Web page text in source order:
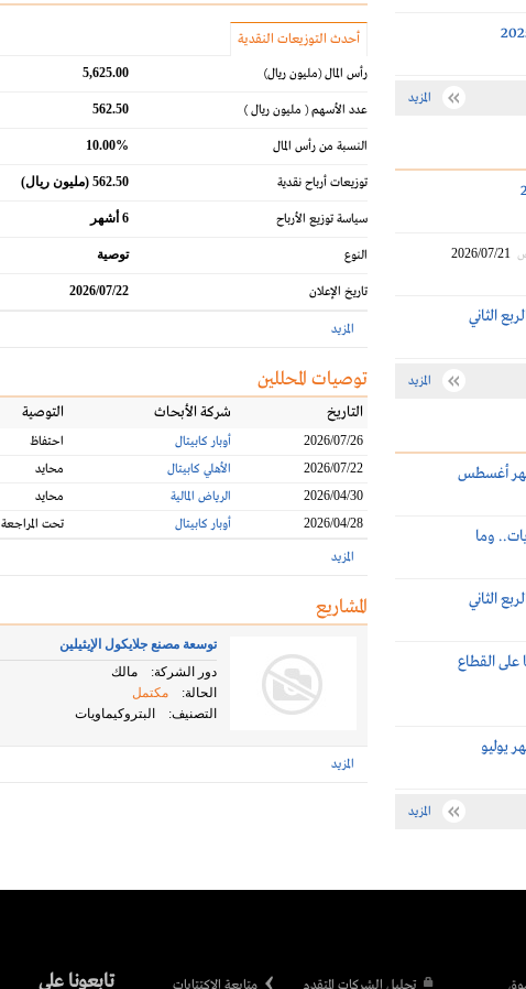
المزيد
2026/07/21
الثاني
المزيد
أغسطس
وما
الثاني
على القطاع
يوليو
المزيد
أحدث التوزيعات النقدية
رأس المال(مليون ريال) 5,625.00
عدد الأسهم( مليون ريال ) 562.50
النسبة من رأس المال 10.00%
توزيعات أرباح نقدية 562.50 (مليون ريال)
سياسة توزيع الأرباح 6 أشهر
النوع توصية
تاريخ الإعلان 2026/07/22
المزيد
توصيات المحللين
التاريخ شركة الأبحاث التوصية
2026/07/26 أوبار كابيتال
احتفاظ
2026/07/22
الأهلي كابيتال
محايد
2026/04/30
الرياض المالية
محايد
2026/04/28
أوبار كابيتال تحت المراجعة
المزيد
المشاريع
توسعة مصنع جلايكول الإيثيلين
دور الشركة:
مالك
الحالة:
مكتمل
التصنيف:
البتروكيماويات
المزيد
تابعونا على